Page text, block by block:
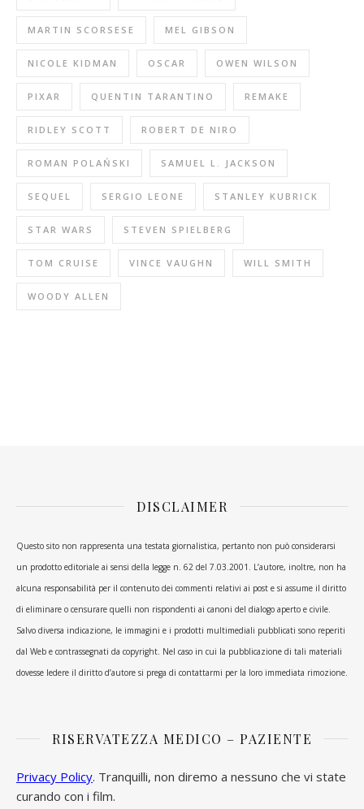
MARTIN SCORSESE MEL GIBSON
NICOLE KIDMAN OSCAR OWEN WILSON
PIXAR QUENTIN TARANTINO REMAKE
RIDLEY SCOTT ROBERT DE NIRO
ROMAN POLAŃSKI SAMUEL L. JACKSON
SEQUEL SERGIO LEONE STANLEY KUBRICK
STAR WARS STEVEN SPIELBERG
TOM CRUISE VINCE VAUGHN WILL SMITH
WOODY ALLEN
DISCLAIMER
Questo sito non rappresenta una testata giornalistica, pertanto non può considerarsi
un prodotto editoriale ai sensi della legge n. 62 del 7.03.2001. L’autore, inoltre, non ha
alcuna responsabilità per il contenuto dei commenti relativi ai post e si assume il diritto
di eliminare o censurare quelli non rispondenti ai canoni del dialogo aperto e civile.
Salvo diversa indicazione, le immagini e i prodotti multimediali pubblicati sono reperiti
dal Web e contrassegnati da copyright. Nel caso in cui la pubblicazione di tali materiali
dovesse ledere il diritto d’autore si prega di contattarmi per la loro immediata rimozione.
RISERVATEZZA MEDICO – PAZIENTE
Privacy Policy. Tranquilli, non diremo a nessuno che vi state
curando con i film.